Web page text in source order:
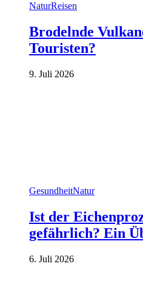
NaturReisen
Brodelnde
Touristen?
9. Juli 2026
GesundheitNatur
Ist der
gefährlich? Ein
6. Juli 2026